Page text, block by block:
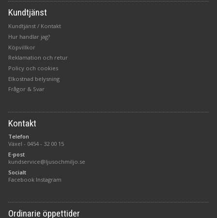
Kundtjänst
Kundtjänst / Kontakt
Hur handlar jag?
Köpvillkor
Reklamation och retur
Policy och cookies
Elkostnad belysning
Frågor & Svar
Kontakt
Telefon
Växel - 0454 - 32 00 15
E-post
kundservice@ljusochmiljo.se
Socialt
Facebook Instagram
Ordinarie öppettider